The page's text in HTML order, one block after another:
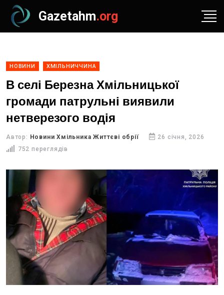
Gazetahm.org
НОВИНИ ХМІЛЬНИЧЧИНА
В селі Березна Хмільницької
громади патрульні виявили
нетверезого водія
Автор: Новини Хмільника Життєві обрії
26 січня, 2026
752 переглядів